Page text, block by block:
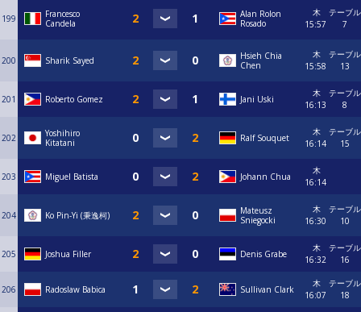
199
Francesco
Candela
Alan Rolon
Rosado
木
15:57
テーブル
7
200 Sharik Sayed
Hsieh Chia
Chen
木
15:58
テーブル
13
201 Roberto Gomez Jani Uski
木
16:13
テーブル
8
202
Yoshihiro
Kitatani
Ralf Souquet
木
16:14
テーブル
15
203 Miguel Batista Johann Chua
木
16:14
204 Ko Pin-Yi (秉逸柯)
Mateusz
Sniegocki
木
16:30
テーブル
10
205 Joshua Filler Denis Grabe
木
16:32
テーブル
16
206 Radoslaw Babica Sullivan Clark
木
16:07
テーブル
18